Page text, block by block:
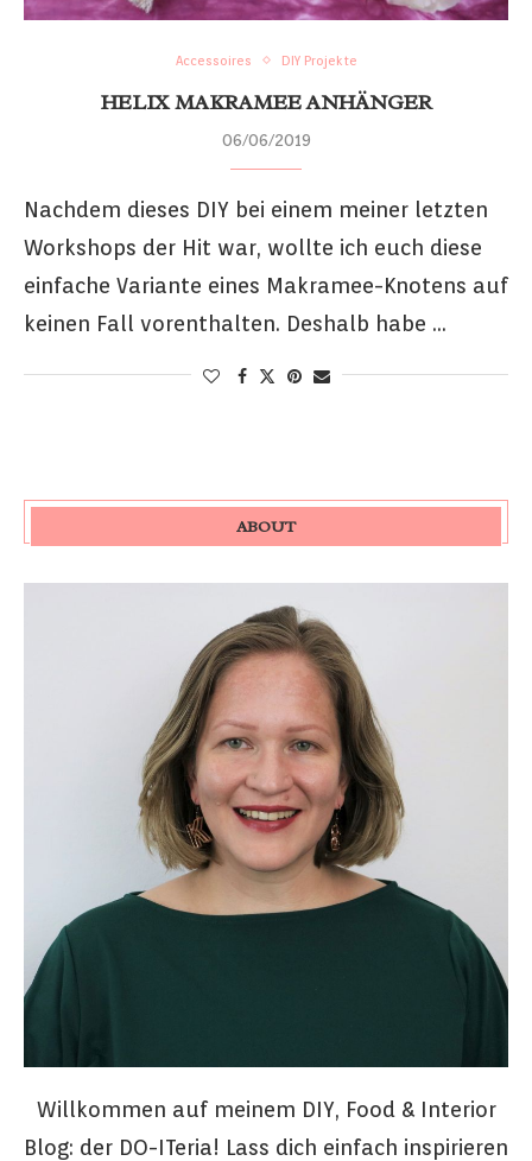
Accessoires DIY Projekte
HELIX MAKRAMEE ANHÄNGER
06/06/2019
Nachdem dieses DIY bei einem meiner letzten
Workshops der Hit war, wollte ich euch diese
einfache Variante eines Makramee-Knotens auf
keinen Fall vorenthalten. Deshalb habe …
ABOUT
Willkommen auf meinem DIY, Food & Interior
Blog: der DO-ITeria! Lass dich einfach inspirieren